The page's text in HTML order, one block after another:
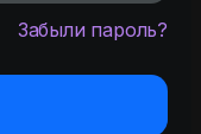
Забыли пароль?